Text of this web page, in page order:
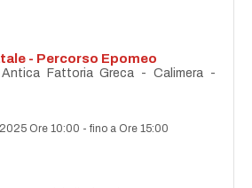
- Percorso Epomeo
Fattoria Greca - Calimera -
Ore 10:00 -fino a Ore 15:00